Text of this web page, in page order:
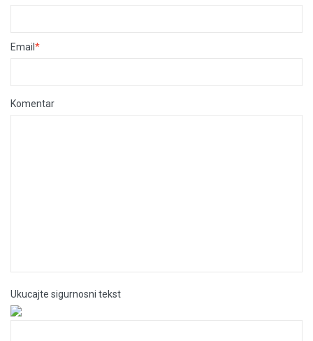
Email *
Komentar
Ukucajte sigurnosni tekst